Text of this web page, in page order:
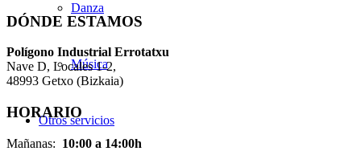
Danza
Música
Otros servicios
DÓNDE ESTAMOS
Polígono Industrial Errotatxu
Nave D, Locales 1-2,
48993 Getxo (Bizkaia)
HORARIO
Mañanas: 10:00 a 14:00h